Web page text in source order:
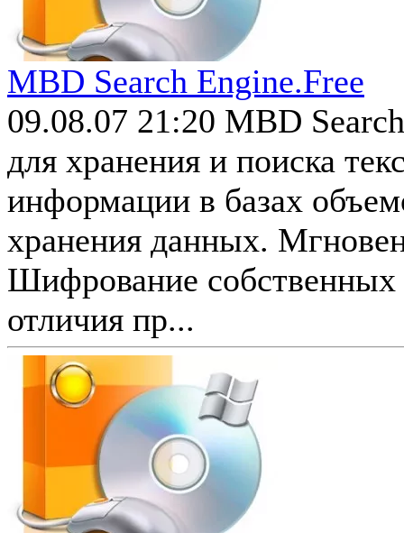
MBD Search Engine.Free
09.08.07 21:20 MBD
для хранения и поиска
информации в базах
хранения данных.
Шифрование
отличия пр...